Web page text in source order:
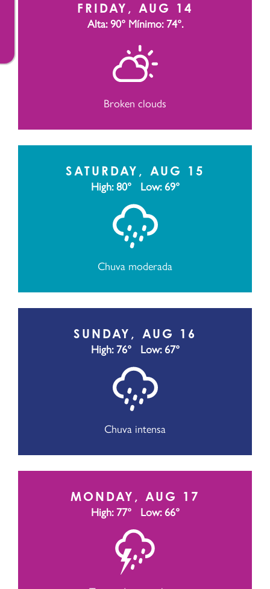
FRIDAY, AUG 14
Alta: 90° Mínimo: 74°.
Broken clouds
SATURDAY, AUG 15
High: 80° Low: 69°
Chuva moderada
SUNDAY, AUG 16
High: 76° Low: 67°
Chuva intensa
MONDAY, AUG 17
High: 77° Low: 66°